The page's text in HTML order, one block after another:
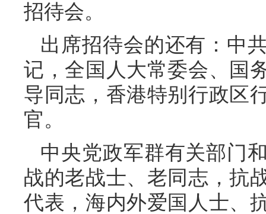
招待会。
出席招待会的还有：中
记，全国人大常委会、国
导同志，香港特别行政区
官。
中央党政军群有关部门
战的老战士、老同志，抗
代表，海内外爱国人士、